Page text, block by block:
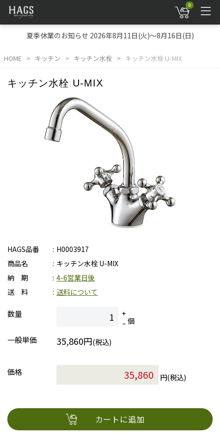
0
夏季休業のお知らせ 2026年8月11日(火)～8月16日(日)
HOME キッチン キッチン水栓 キッチン水栓 U-MIX
キッチン水栓 U-MIX
HAGS品番
H0003917
商品名
キッチン水栓 U-MIX
納 期
4-6営業日後
送 料
送料について
数量
個
一般単価
35,860円(税込)
価格
円(税込)
カートに追加